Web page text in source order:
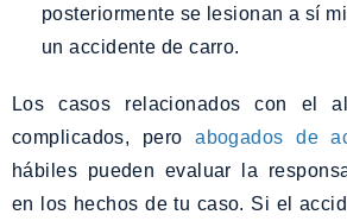
posteriormente se lesionan a sí
un accidente de carro.
Los casos relacionados con el
complicados, peroabogados de
hábiles pueden evaluar la
en los hechos de tu caso. Si el